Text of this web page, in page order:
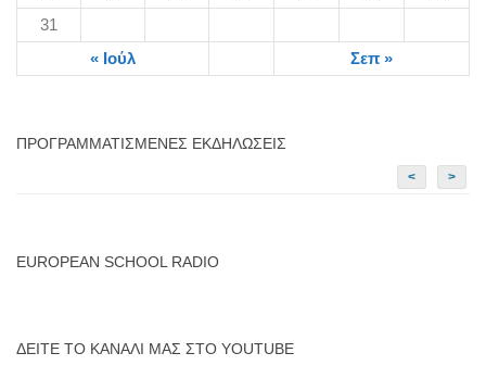
31
« Ιούλ
Σεπ »
ΠΡΟΓΡΑΜΜΑΤΙΣΜΈΝΕΣ ΕΚΔΗΛΏΣΕΙΣ
< >
EUROPEAN SCHOOL RADIO
ΔΕΊΤΕ ΤΟ ΚΑΝΆΛΙ ΜΑΣ ΣΤΟ YOUTUBE